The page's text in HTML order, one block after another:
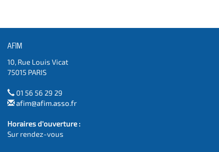
AFIM
10, Rue Louis Vicat
75015 PARIS
01 56 56 29 29
afim@afim.asso.fr
Horaires d'ouverture :
Sur rendez-vous